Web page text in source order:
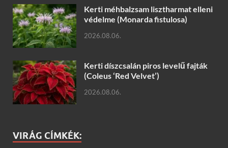
Kerti méhbalzsam lisztharmat elleni
védelme (Monarda fistulosa)
2026.08.06.
Kerti díszcsalán piros levelű fajták
(Coleus ‘Red Velvet’)
2026.08.06.
VIRÁG CÍMKÉK: